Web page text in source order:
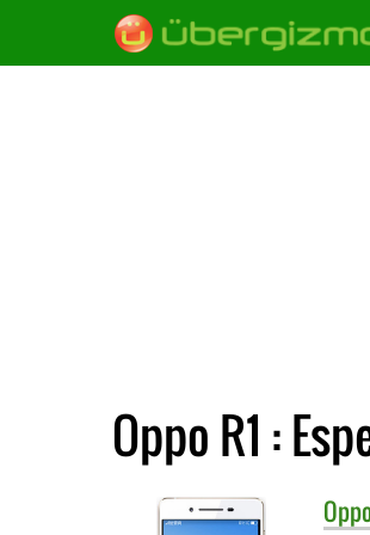
Oppo R1 :